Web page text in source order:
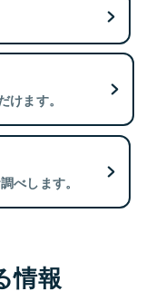
ます。
べします。
情報